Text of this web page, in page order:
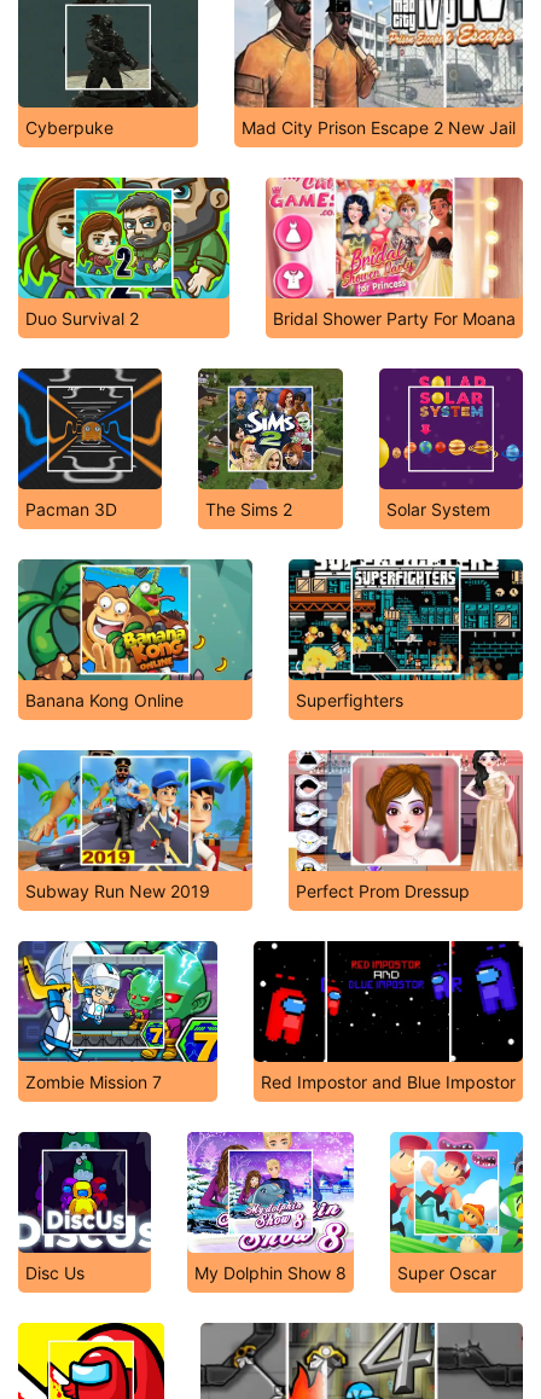
Cyberpuke Mad City Prison Escape 2 New Jail
Duo Survival 2 Bridal Shower Party For Moana
Pacman 3D The Sims 2 Solar System
Banana Kong Online Superfighters
Subway Run New 2019 Perfect Prom Dressup
Zombie Mission 7 Red Impostor and Blue Impostor
Disc Us My Dolphin Show 8 Super Oscar